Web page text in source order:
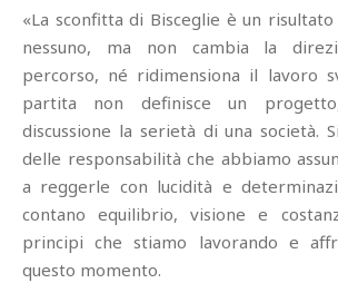
«La sconfitta di Bisceglie è un
nessuno, ma non cambia la
percorso, né ridimensiona il lavoro
partita non definisce un
discussione la serietà di una società.
delle responsabilità che abbiamo
a reggerle con lucidità e
contano equilibrio, visione e
principi che stiamo lavorando e
questo momento.